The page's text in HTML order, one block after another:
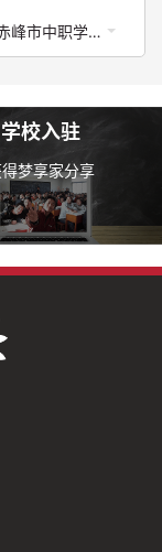
赤峰市中职学校专业介绍
学校入驻
梦享家分享